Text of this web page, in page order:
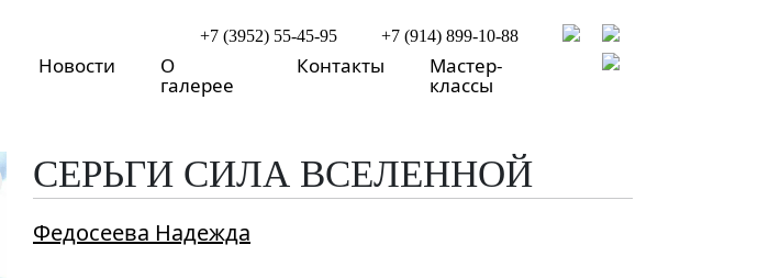
+7 (3952) 55-45-95 +7 (914) 899-10-88
Новости О
галерее
Контакты Мастер-
классы
СЕРЬГИ СИЛА ВСЕЛЕННОЙ
Федосеева Надежда